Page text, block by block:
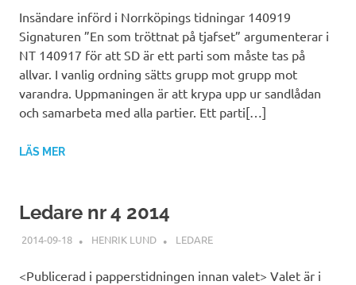
Insändare införd i Norrköpings tidningar 140919
Signaturen ”En som tröttnat på tjafset” argumenterar i
NT 140917 för att SD är ett parti som måste tas på
allvar. I vanlig ordning sätts grupp mot grupp mot
varandra. Uppmaningen är att krypa upp ur sandlådan
och samarbeta med alla partier. Ett parti[…]
LÄS MER
Ledare nr 4 2014
2014-09-18 HENRIK LUND LEDARE
<Publicerad i papperstidningen innan valet> Valet är i